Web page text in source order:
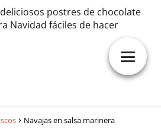
postres de chocolate
Navidad fáciles de hacer
Navajas en salsa marinera